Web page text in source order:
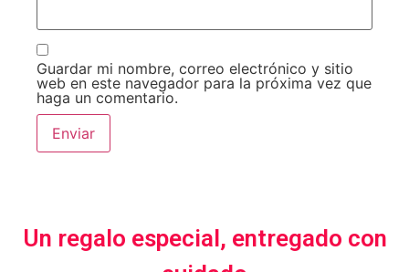
Guardar mi nombre, correo electrónico y sitio
web en este navegador para la próxima vez que
haga un comentario.
Un regalo especial, entregado con